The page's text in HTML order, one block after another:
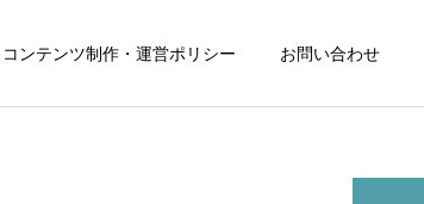
コンテンツ制作・運営ポリシー お問い合わせ